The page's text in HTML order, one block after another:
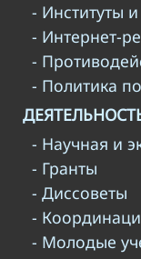
- Институты
- Интернет-
-
- Политика
- Научная и
- Гранты
- Диссоветы
-
- Молодые